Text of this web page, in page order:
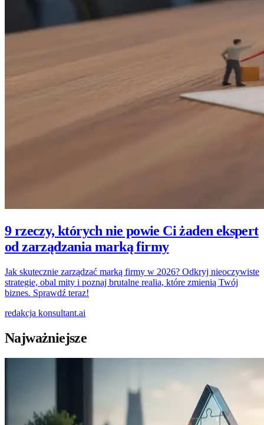
9 rzeczy, których nie powie Ci żaden ekspert
od zarządzania marką firmy
Jak skutecznie zarządzać marką firmy w 2026? Odkryj nieoczywiste
strategie, obal mity i poznaj brutalne realia, które zmienią Twój
biznes. Sprawdź teraz!
redakcja konsultant.ai
Najważniejsze